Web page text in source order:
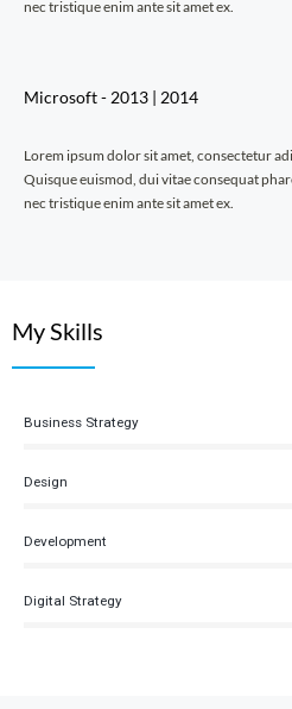
nec tristique enim ante sit amet ex.
Microsoft - 2013 | 2014
Lorem ipsum dolor sit amet, consectetur
Quisque euismod, dui vitae consequat
nec tristique enim ante sit amet ex.
My Skills
Business Strategy
Design
Development
Digital Strategy